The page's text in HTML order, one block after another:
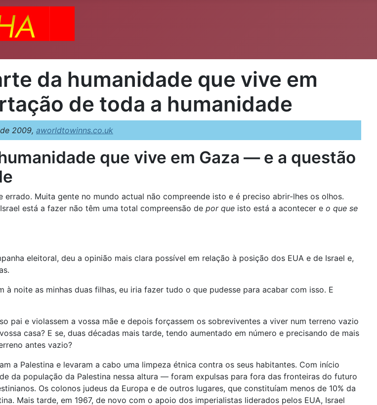
da humanidade que vive em
de toda a humanidade
2009, aworldtowinns.co.uk
que vive em Gaza — e a questão
Muita gente no mundo actual não compreende isto e é preciso abrir-lhes os olhos.
está a fazer não têm uma total compreensão de por que isto está a acontecer e o que se
eleitoral, deu a opinião mais clara possível em relação à posição dos EUA e de Israel e,
noite as minhas duas filhas, eu iria fazer tudo o que pudesse para acabar com isso. E
pai e violassem a vossa mãe e depois forçassem os sobreviventes a viver num terreno vazio
casa? E se, duas décadas mais tarde, tendo aumentado em número e precisando de mais
antes vazio?
a Palestina e levaram a cabo uma limpeza étnica contra os seus habitantes. Com início
da população da Palestina nessa altura — foram expulsas para fora das fronteiras do futuro
Os colonos judeus da Europa e de outros lugares, que constituíam menos de 10% da
Mais tarde, em 1967, de novo com o apoio dos imperialistas liderados pelos EUA, Israel